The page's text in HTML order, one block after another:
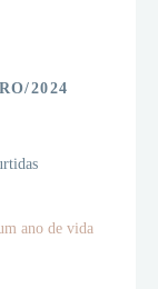
2024
ano de vida